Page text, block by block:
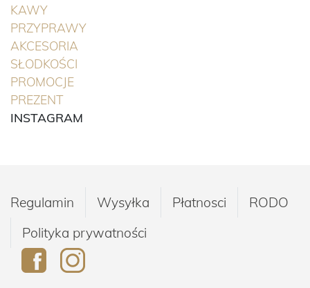
KAWY(BIEŻĄCA)
PRZYPRAWY(BIEŻĄCA)
AKCESORIA
SŁODKOŚCI
PROMOCJE(BIEŻĄCA)
PREZENT(BIEŻĄCA)
INSTAGRAM
Regulamin Wysyłka Płatnosci
RODO
Polityka prywatności